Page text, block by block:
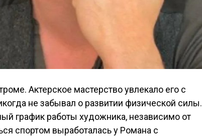
Актерское мастерство увлекало его с
не забывал о развитии физической силы.
график работы художника, независимо от
спортом выработалась у Романа с